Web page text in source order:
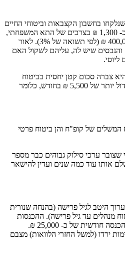
בחשבון הקצבאות וביטוחי החיים
שיש לו, עדין יש פער חודשי של כ- 1,300 ₪ בצרכים של התא המשפחתי,
כלומר צורך בביטוח חיים של 400,000 ₪ (לפי תשואה של 3%). לאור
שיש לה, עליהם לשקול האם
ליוסי.
צברה סכום קטן יחסית בביטוח
המנהלים שלה, יש פער חודשי גדול יותר של 5,500 ₪ בחודש, כלומר
המשלים של קופ"ח והן ביטוח פרטי
שצובר ערכי סילוק גבוהים כבר מספר
אותו עוד כמה שנים ועדין להישאר
היטב לגיל פרישה (בהנחה שנורית
מנהלים עד גיל פרישה). ההכנסות
המשותפות שלהם יביאו אותם להכנסה חודשית של כ- 25,000 ₪.
ירדו (למשל החזרי הלוואות) מצבם